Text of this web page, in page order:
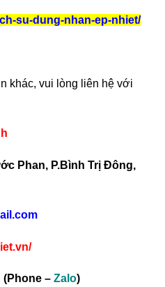
su-dung-nhan-ep-nhiet/
khác, vui lòng liên hệ với
Phan, P.Bình Trị Đông,
(Phone – Zalo)